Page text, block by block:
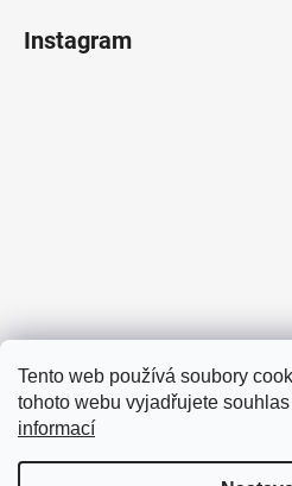
Tento web používá soubory
tohoto webu vyjadřujete
informací
Instagram
Facebook